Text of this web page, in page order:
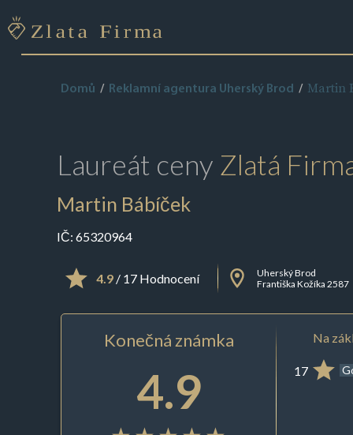
Domů Reklamní agentura Uherský Brod Martin
Laureát ceny Zlatá
Martin Bábíček
IČ: 65320964
4.9/ 17 Hodnocení
Uherský Brod
Františka Kožíka 2587
Konečná známka
4.9
Na
17